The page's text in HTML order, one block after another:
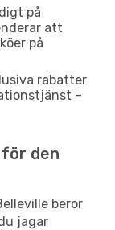
på
att
på
rabatter
–
den
beror
jagar